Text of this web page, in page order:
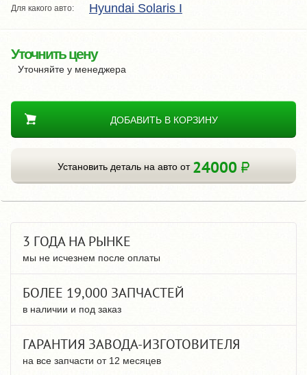
Для какого авто: Hyundai Solaris I
Уточнить цену
Уточняйте у менеджера
ДОБАВИТЬ В КОРЗИНУ
Установить деталь на авто от 24000
3 ГОДА НА РЫНКЕ
мы не исчезнем после оплаты
БОЛЕЕ 19,000 ЗАПЧАСТЕЙ
в наличии и под заказ
ГАРАНТИЯ ЗАВОДА-ИЗГОТОВИТЕЛЯ
на все запчасти от 12 месяцев